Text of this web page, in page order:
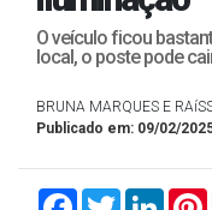
O veículo ficou
local, o poste pode
BRUNA MARQUES E
Publicado em: 09/02/
FacebookTwitter